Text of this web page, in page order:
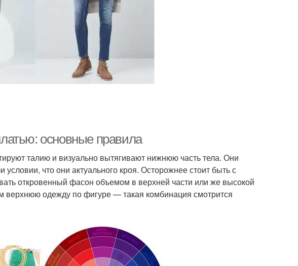
основные правила
талию и визуально вытягивают нижнюю часть тела. Они
что они актуального кроя. Осторожнее стоит быть с
откровенный фасон объемом в верхней части или же высокой
верхнюю одежду по фигуре — такая комбинация смотрится